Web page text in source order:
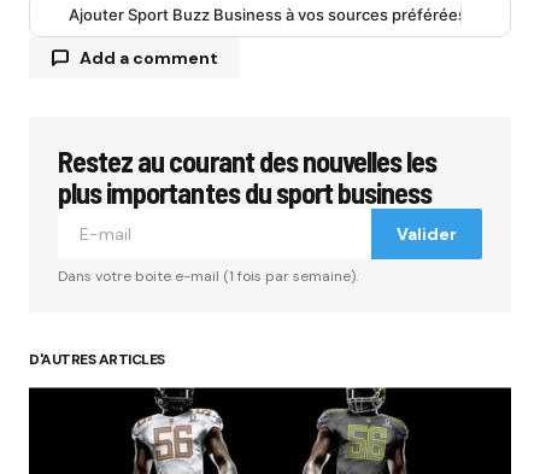
Ajouter Sport Buzz Business à vos sources préférées
Add a comment
Votre adresse e-mail ne sera pas publiée.Les
champs obligatoires sont indiqués avec*
Your Name*
Restez au courant des nouvelles les
plus importantes du sport business
Valider
Dans votre boite e-mail (1 fois par semaine).
D'AUTRES ARTICLES